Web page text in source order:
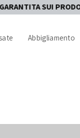
PRODOTTI ┃
Abbigliamento